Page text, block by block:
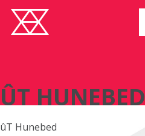
ÛT HUNEBED
ûT Hunebed